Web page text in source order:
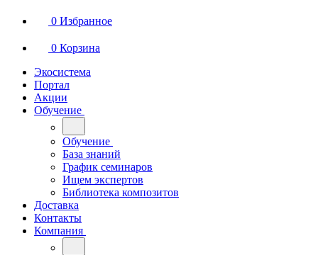
0 Избранное
0 Корзина
Экосистема
Портал
Акции
Обучение
Обучение
База знаний
График семинаров
Ищем экспертов
Библиотека композитов
Доставка
Контакты
Компания